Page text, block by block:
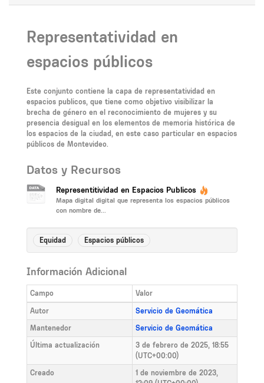
Representatividad en
espacios públicos
Este conjunto contiene la capa de representatividad en
espacios publicos, que tiene como objetivo visibilizar la
brecha de género en el reconocimiento de mujeres y su
presencia desigual en los elementos de memoria histórica de
los espacios de la ciudad, en este caso particular en espacios
públicos de Montevideo.
Datos y Recursos
Representitividad en Espacios Publicos
Mapa digital digital que representa los espacios públicos
con nombre de...
Equidad Espacios públicos
Información Adicional
Campo
Valor
Autor
Servicio de Geomática
Mantenedor
Servicio de Geomática
Última actualización
3 de febrero de 2025, 18:55
(UTC+00:00)
Creado
1 de noviembre de 2023,